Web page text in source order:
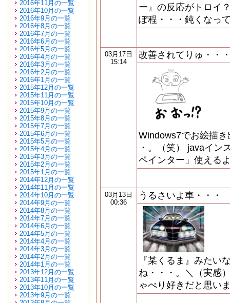
2016年11月の一覧
2016年10月の一覧
2016年9月の一覧
2016年8月の一覧
2016年7月の一覧
2016年6月の一覧
2016年5月の一覧
2016年4月の一覧
2016年3月の一覧
2016年2月の一覧
2016年1月の一覧
2015年12月の一覧
2015年11月の一覧
2015年10月の一覧
2015年9月の一覧
2015年8月の一覧
2015年7月の一覧
2015年6月の一覧
2015年5月の一覧
2015年4月の一覧
2015年3月の一覧
2015年2月の一覧
2015年1月の一覧
2014年12月の一覧
2014年11月の一覧
2014年10月の一覧
2014年9月の一覧
2014年8月の一覧
2014年7月の一覧
2014年6月の一覧
2014年5月の一覧
2014年4月の一覧
2014年3月の一覧
2014年2月の一覧
2014年1月の一覧
2013年12月の一覧
2013年11月の一覧
2013年10月の一覧
2013年9月の一覧
ー』の反応がトロイ
ぽ程・・・鈍くなっ
03月17日
15:14
改善されてりゅ・・
Windows7でお絵描
・。（笑） javaイン
ペインター」使える
03月13日
00:36
うるさいよ車・・・
『某くるま』みたい
ね・・・。＼（実感
ゃべり好きだと思い